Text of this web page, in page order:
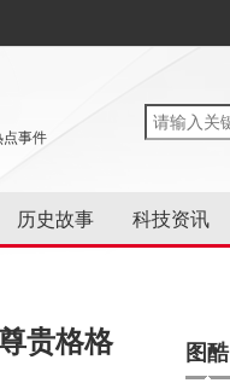
点事件
历史故事 科技资讯
贵格格 图酷